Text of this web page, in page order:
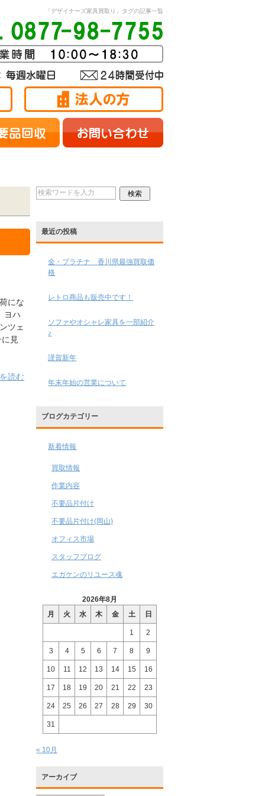
「デザイナーズ家具買取り」タグの記事一覧
にな
ヨハ
ツェ
見
読む
最近の投稿
金・プラチナ 香川県最強買取価
格
レトロ商品も販売中です！
ソファやオシャレ家具を一部紹介
♪
謹賀新年
年末年始の営業について
ブログカテゴリー
新着情報
買取情報
作業内容
不要品片付け
不要品片付け(岡山)
オフィス市場
スタッフブログ
エガケンのリユース魂
2026年8月
月
火 水 木 金 土 日
1 2
3 4 5 6 7 8 9
10 11 12 13 14 15 16
17 18 19 20 21 22 23
24 25 26 27 28 29 30
31
« 10月
アーカイブ